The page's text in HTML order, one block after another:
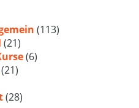
(113)
(21)
(6)
(21)
(28)